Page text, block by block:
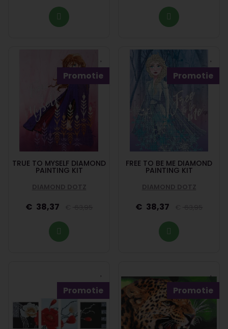
Promotie
TRUE TO MYSELF DIAMOND
PAINTING KIT
DIAMOND DOTZ
38,37 63,95
Promotie
FREE TO BE ME DIAMOND
PAINTING KIT
DIAMOND DOTZ
38,37 63,95
Promotie Promotie